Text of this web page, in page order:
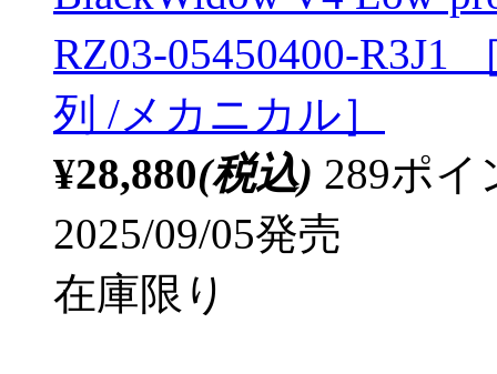
RZ03-05450400-R3J1
列 /メカニカル］
¥28,880(税込) 289ポ
2025/09/05発売
在庫限り